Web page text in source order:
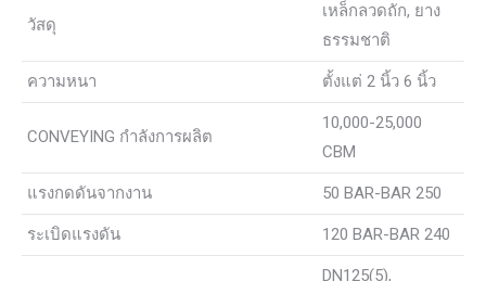
วัสดุ
เหล็กลวดถัก, ยาง
ธรรมชาติ
ความหนา ตั้งแต่ 2 นิ้ว 6 นิ้ว
CONVEYING กำลังการผลิต
10,000-25,000
CBM
แรงกดดันจากงาน 50 BAR-BAR 250
ระเบิดแรงดัน 120 BAR-BAR 240
DN125(5),